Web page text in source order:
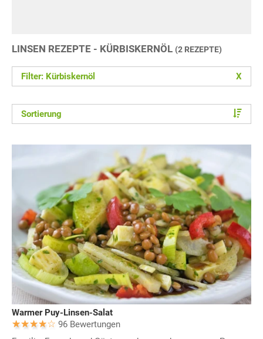
LINSEN REZEPTE - KÜRBISKERNÖL (2 REZEPTE)
Filter: Kürbiskernöl X
Sortierung
Warmer Puy-Linsen-Salat
96 Bewertungen